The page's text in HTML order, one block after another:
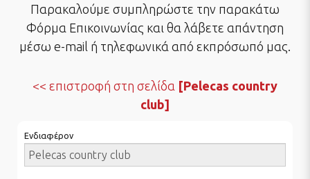
Παρακαλούμε συμπληρώστε την παρακάτω
Φόρμα Επικοινωνίας και θα λάβετε απάντηση
μέσω e-mail ή τηλεφωνικά από εκπρόσωπό μας.
επιστροφή στη σελίδα [Pelecas country
club]
Ενδιαφέρον